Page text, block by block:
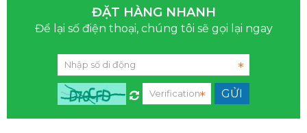
ĐẶT HÀNG NHANH
Để lại số điện thoại, chúng tôi sẽ gọi lại ngay